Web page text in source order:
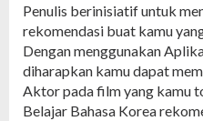
Penulis berinisiatif untuk
rekomendasi buat kamu
Dengan menggunakan
diharapkan kamu dapat
Aktor pada film yang kamu
Belajar Bahasa Korea